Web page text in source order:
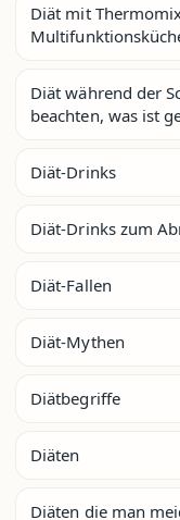
Diät mit
Diät während der
beachten, was ist
Diät-Drinks
Diät-Drinks zum
Diät-Fallen
Diät-Mythen
Diätbegriffe
Diäten
Diäten die man